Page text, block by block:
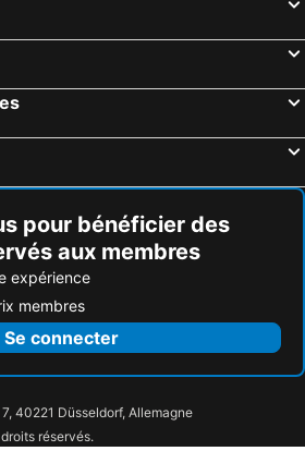
pour bénéficier des
aux membres
expérience
membres
Se connecter
40221 Düsseldorf, Allemagne
réservés.